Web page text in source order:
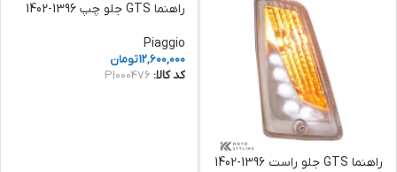
راهنما GTS جلو راست 1396-1402
راهنما GTS جلو چپ 1396-1402
Piaggio
12,600,000تومان
کد کالا: PI000476